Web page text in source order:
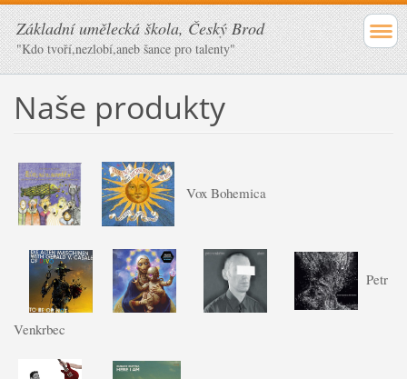
Základní umělecká škola, Český Brod
"Kdo tvoří,nezlobí,aneb šance pro talenty"
Naše produkty
Vox Bohemica
Petr
Venkrbec